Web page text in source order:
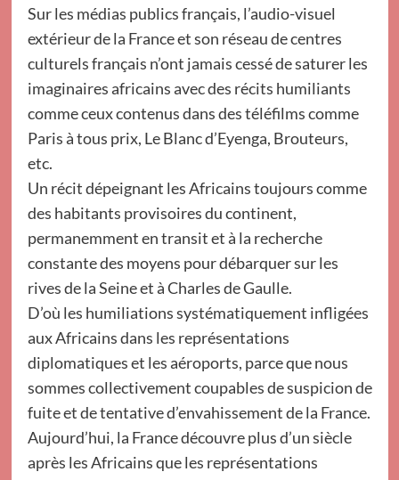
Sur les médias publics français, l’audio-visuel
extérieur de la France et son réseau de centres
culturels français n’ont jamais cessé de saturer les
imaginaires africains avec des récits humiliants
comme ceux contenus dans des téléfilms comme
Paris à tous prix, Le Blanc d’Eyenga, Brouteurs,
etc.
Un récit dépeignant les Africains toujours comme
des habitants provisoires du continent,
permanemment en transit et à la recherche
constante des moyens pour débarquer sur les
rives de la Seine et à Charles de Gaulle.
D’où les humiliations systématiquement infligées
aux Africains dans les représentations
diplomatiques et les aéroports, parce que nous
sommes collectivement coupables de suspicion de
fuite et de tentative d’envahissement de la France.
Aujourd’hui, la France découvre plus d’un siècle
après les Africains que les représentations